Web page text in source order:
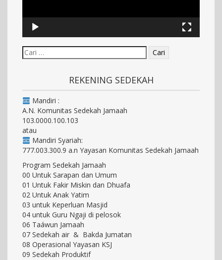
REKENING SEDEKAH
Mandiri :
A.N. Komunitas Sedekah Jamaah
103.0000.100.103
atau
Mandiri Syariah:
777.003.300.9 a.n Yayasan Komunitas Sedekah Jamaah
Program Sedekah Jamaah
00 Untuk Sarapan dan Umum
01 Untuk Fakir Miskin dan Dhuafa
02 Untuk Anak Yatim
03 untuk Keperluan Masjid
04 untuk Guru Ngaji di pelosok
06 Taáwun Jamaah
07 Sedekah air & Bakda Jumatan
08 Operasional Yayasan KSJ
09 Sedekah Produktif